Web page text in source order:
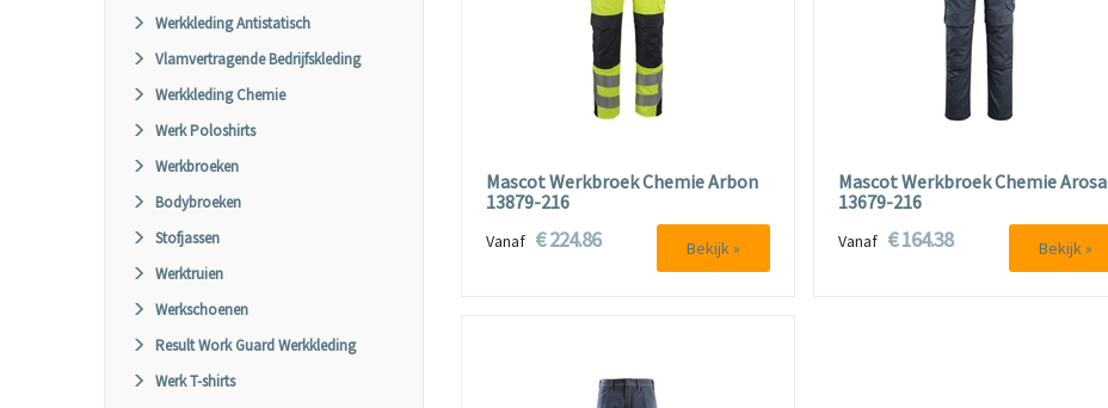
Werkkleding Antistatisch
Vlamvertragende Bedrijfskleding
Werkkleding Chemie
Werk Poloshirts
Werkbroeken
Bodybroeken
Stofjassen
Werktruien
Werkschoenen
Result Work Guard Werkkleding
Werk T-shirts
Mascot Werkbroek Chemie Arbon
13879-216
Vanaf € 224.86 Bekijk »
Mascot Werkbroek Chemie Arosa
13679-216
Vanaf € 164.38 Bekijk »